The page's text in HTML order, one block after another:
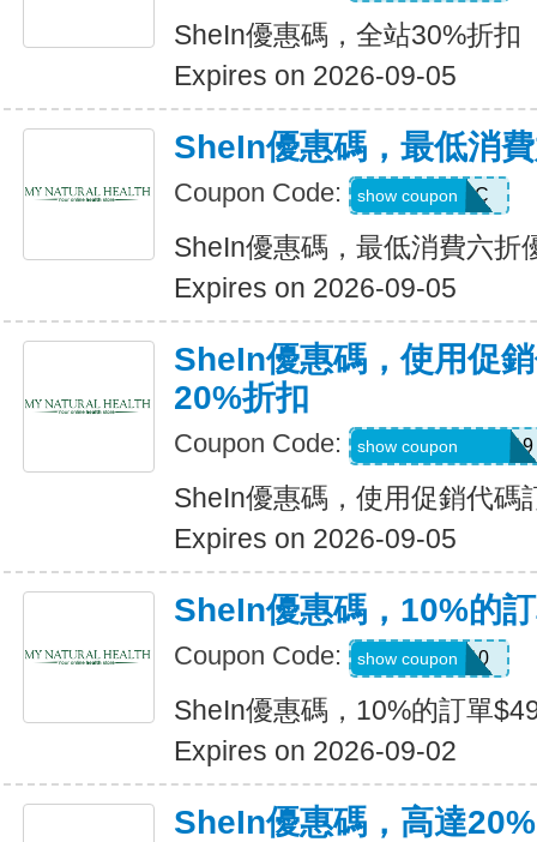
SheIn優惠碼，全站30%折扣
Expires on 2026-09-05
SheIn優惠碼，最低消
Coupon Code: MTFK4CC
show coupon
SheIn優惠碼，最低消費六折
Expires on 2026-09-05
SheIn優惠碼，使用促
20%折扣
Coupon Code: FRF4saidanais319
show coupon
SheIn優惠碼，使用促銷代碼
Expires on 2026-09-05
SheIn優惠碼，10%的
Coupon Code: 14DAY10
show coupon
SheIn優惠碼，10%的訂單
Expires on 2026-09-02
SheIn優惠碼，高達